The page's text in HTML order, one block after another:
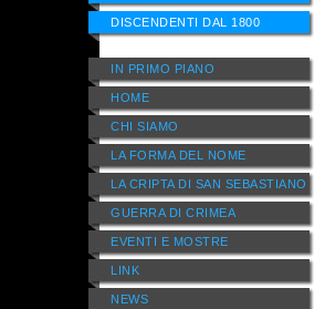
DISCENDENTI DAL 1800
IN PRIMO PIANO
HOME
CHI SIAMO
LA FORMA DEL NOME
LA CRIPTA DI SAN SEBASTIANO
GUERRA DI CRIMEA
EVENTI E MOSTRE
LINK
NEWS